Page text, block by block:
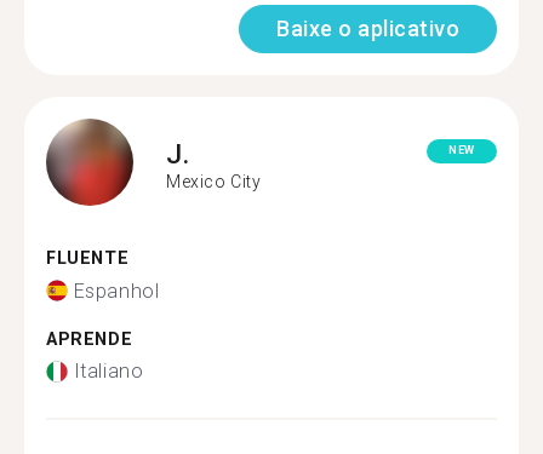
Baixe o aplicativo
J.
Mexico City
NEW
FLUENTE
Espanhol
APRENDE
Italiano